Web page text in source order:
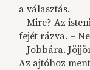
a választás.
– Mire? Az
fejét rázva. –
– Jobbára.
Az ajtóhoz